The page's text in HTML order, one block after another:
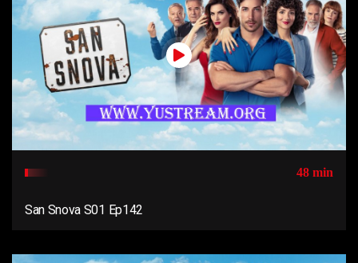
48 min
San Snova S01 Ep142